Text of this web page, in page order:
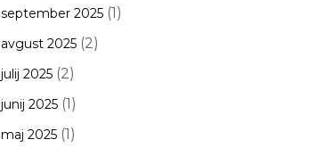
september 2025(1)
avgust 2025(2)
julij 2025(2)
junij 2025(1)
maj 2025(1)